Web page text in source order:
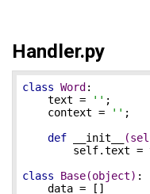
Handler.py
class Word :
    text =
'' ;
    context =
'' ;
def
__init__
self.text =
class
Base(object) :
    data = []